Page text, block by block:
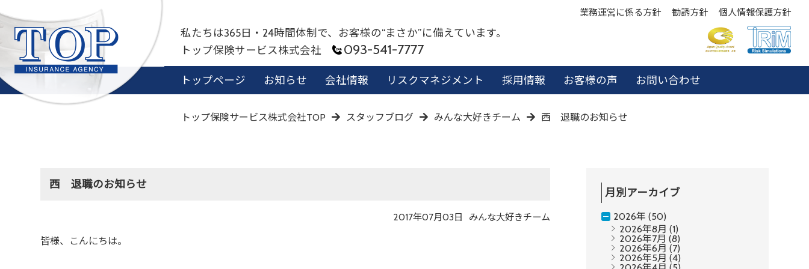
業務運営に係る方針 勧誘方針 個人情報保護方針
私たちは365日・24時間体制で、お客様の“まさか”に備えています。
トップ保険サービス株式会社
093-541-7777
トップページ お知らせ 会社情報 リスクマネジメント 採用情報 お客様の声 お問い合わせ
トップ保険サービス株式会社TOP スタッフブログ みんな大好きチーム 西 退職のお知らせ
西 退職のお知らせ
投
2017年07月03日 投
みんな大好きチーム
皆様、こんにちは。
月別アーカイブ
2026年 (50)
2026年8月 (1)
2026年7月 (8)
2026年6月 (7)
2026年5月 (4)